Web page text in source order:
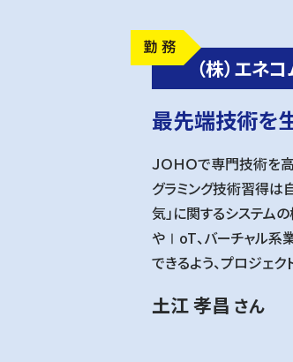
（株）エネ
最先端技術を
ＪＯＨＯで専門技術を
グラミング技術習得は
気」に関するシステム
やⅠoT、バーチャル系
できるよう、プロジェ
土江 孝昌 さん